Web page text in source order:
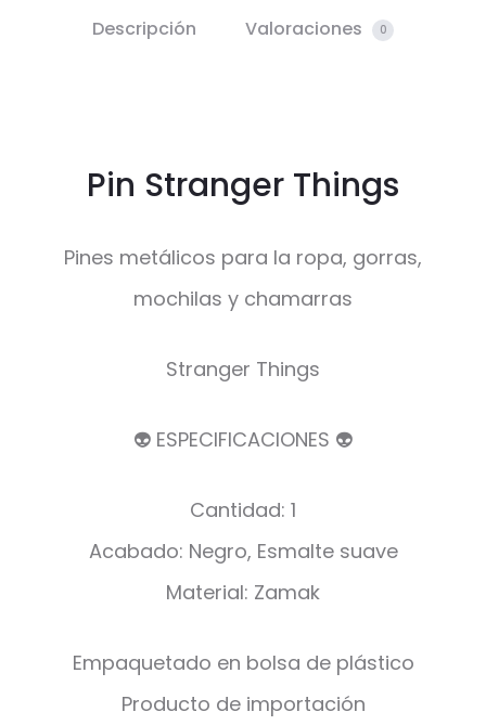
Descripción Valoraciones 0
Pin Stranger Things
Pines metálicos para la ropa, gorras,
mochilas y chamarras
Stranger Things
👽 ESPECIFICACIONES 👽
Cantidad: 1
Acabado: Negro, Esmalte suave
Material: Zamak
Empaquetado en bolsa de plástico
Producto de importación